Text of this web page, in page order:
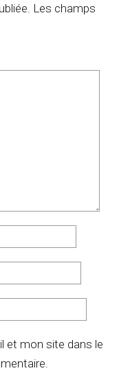
Les champs
et mon site dans le